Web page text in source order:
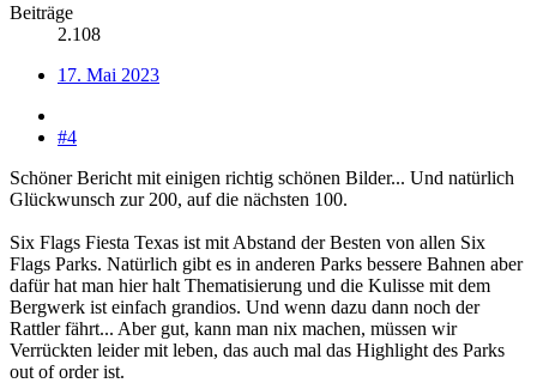
Beiträge
2.108
17. Mai 2023
#4
Schöner Bericht mit einigen richtig schönen Bilder... Und natürlich
Glückwunsch zur 200, auf die nächsten 100.
Six Flags Fiesta Texas ist mit Abstand der Besten von allen Six
Flags Parks. Natürlich gibt es in anderen Parks bessere Bahnen aber
dafür hat man hier halt Thematisierung und die Kulisse mit dem
Bergwerk ist einfach grandios. Und wenn dazu dann noch der
Rattler fährt... Aber gut, kann man nix machen, müssen wir
Verrückten leider mit leben, das auch mal das Highlight des Parks
out of order ist.